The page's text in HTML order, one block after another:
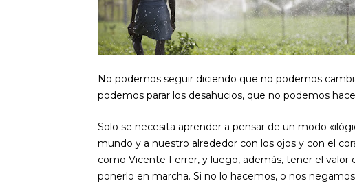
No podemos seguir diciendo que no podemos
podemos parar los desahucios, que no podemos
Solo se necesita aprender a pensar de un modo
mundo y a nuestro alrededor con los ojos y con el
como Vicente Ferrer, y luego, además, tener el valor
ponerlo en marcha. Si no lo hacemos, o nos